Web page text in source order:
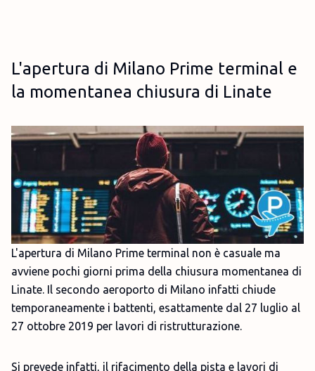
L'apertura di Milano Prime terminal e
la momentanea chiusura di Linate
L'apertura di Milano Prime terminal non è casuale ma
avviene pochi giorni prima della chiusura momentanea di
Linate. Il secondo aeroporto di Milano infatti chiude
temporaneamente i battenti, esattamente dal 27 luglio al
27 ottobre 2019 per lavori di ristrutturazione.
Si prevede infatti, il rifacimento della pista e lavori di